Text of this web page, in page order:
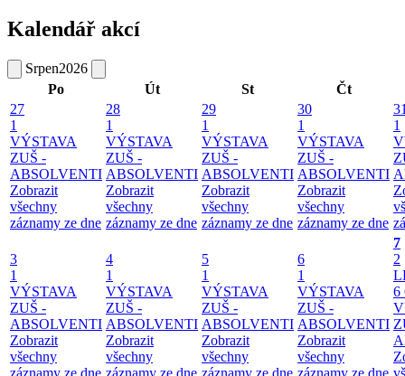
Kalendář akcí
Srpen2026
Po
Út St
Čt
27
1
VÝSTAVA
ZUŠ -
ABSOLVENTI
Zobrazit
všechny
záznamy ze dne
28
1
VÝSTAVA
ZUŠ -
ABSOLVENTI
Zobrazit
všechny
záznamy ze dne
29
1
VÝSTAVA
ZUŠ -
ABSOLVENTI
Zobrazit
všechny
záznamy ze dne
30
1
VÝSTAVA
ZUŠ -
ABSOLVENTI
Zobrazit
všechny
záznamy ze dne
1
3
1
VÝSTAVA
ZUŠ -
ABSOLVENTI
Zobrazit
všechny
4
1
VÝSTAVA
ZUŠ -
ABSOLVENTI
Zobrazit
všechny
5
1
VÝSTAVA
ZUŠ -
ABSOLVENTI
Zobrazit
všechny
6
1
VÝSTAVA
ZUŠ -
ABSOLVENTI
Zobrazit
všechny
7
2
6